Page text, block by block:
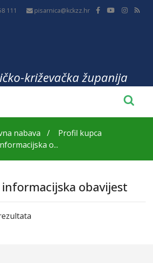
111 pisarnica@kckzz.hr
križevačka županija
nabava
Profil kupca
o...
obavijest